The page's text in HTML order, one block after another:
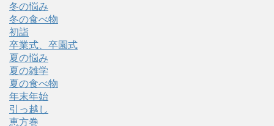
冬の悩み
冬の食べ物
初詣
卒業式、卒園式
夏の悩み
夏の雑学
夏の食べ物
年末年始
引っ越し
恵方巻